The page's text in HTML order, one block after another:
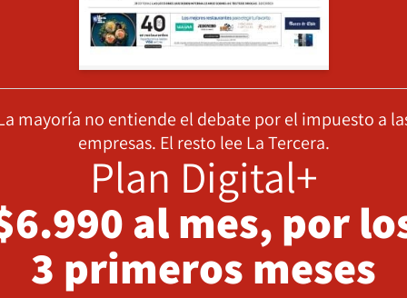
mayoría no entiende el debate por el impuesto a
empresas. El resto lee La Tercera.
Plan Digital+
al mes, por
3 primeros meses